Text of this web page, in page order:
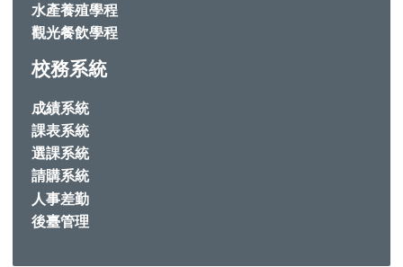
水產養殖學程
觀光餐飲學程
校務系統
成績系統
課表系統
選課系統
請購系統
人事差勤
後臺管理